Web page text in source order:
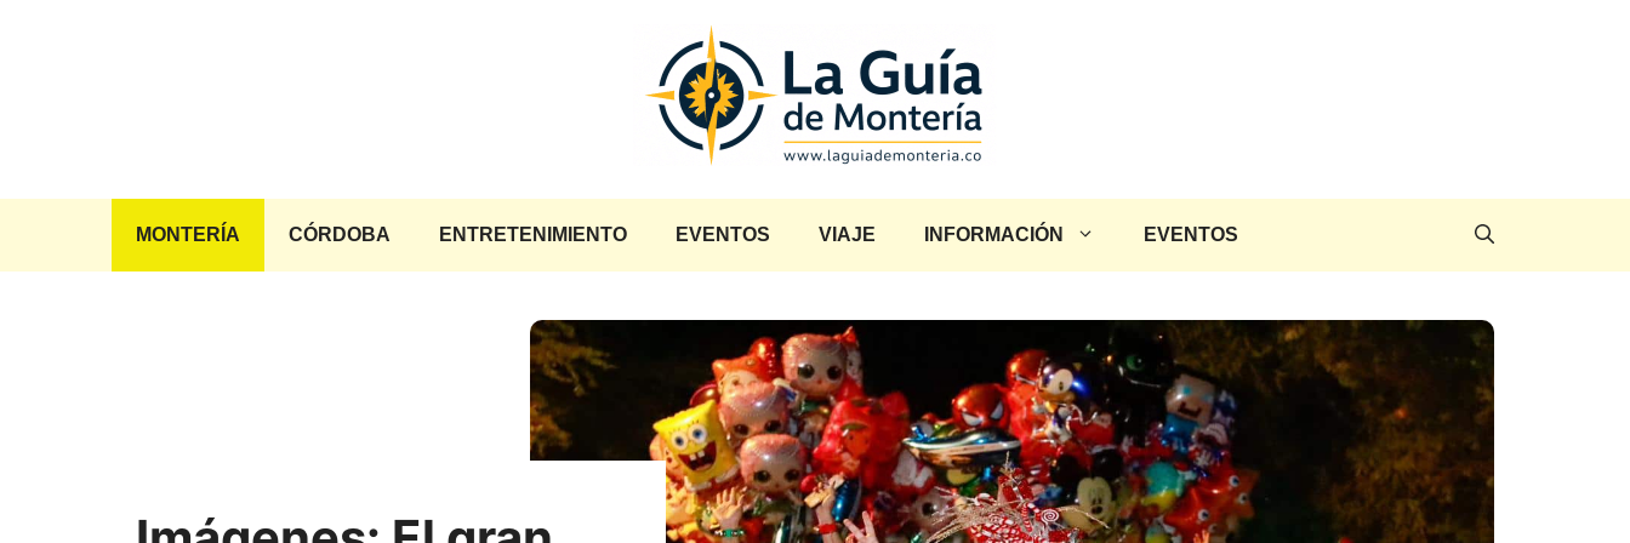
MONTERÍA CÓRDOBA ENTRETENIMIENTO EVENTOS VIAJE INFORMACIÓN EVENTOS